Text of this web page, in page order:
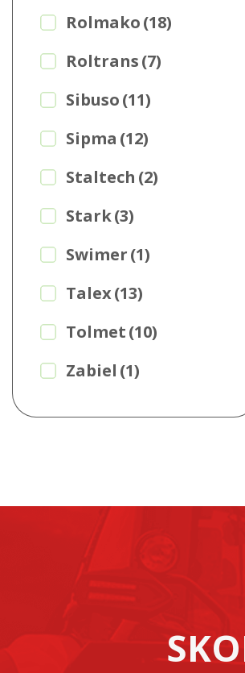
Rolmako(18)
Roltrans(7)
Sibuso(11)
Sipma (12)
Staltech (2)
Stark(3)
Swimer(1)
Talex(13)
Tolmet(10)
Zabiel (1)